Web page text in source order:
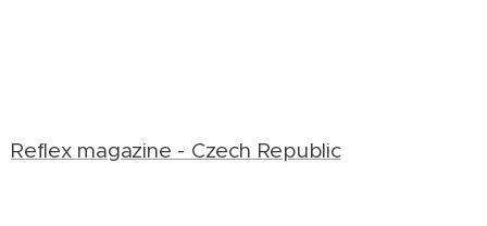
Reflex magazine - Czech Republic